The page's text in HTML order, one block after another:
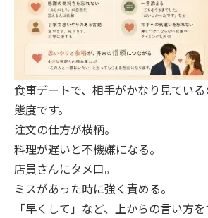
食事デートで、相手がかなり見てい
態度です。
注文の仕方が横柄。
料理が遅いと不機嫌になる。
店員さんにタメ口。
ミスがあった時に強く責める。
「早くして」など、上からの言い方を